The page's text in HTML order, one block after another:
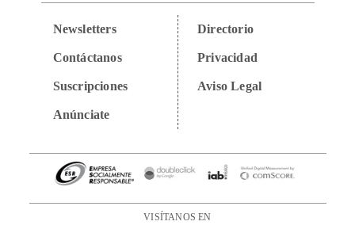
Newsletters
Contáctanos
Suscripciones
Anúnciate
Directorio
Privacidad
Aviso Legal
VISÍTANOS EN